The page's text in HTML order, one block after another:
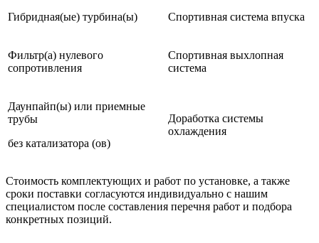
Гибридная(ые) турбина(ы) Спортивная система впуска
Фильтр(а) нулевого
сопротивления
Спортивная выхлопная
система
Даунпайп(ы) или приемные
трубы
без катализатора (ов)
Доработка системы
охлаждения
Стоимость комплектующих и работ по установке, а также
сроки поставки согласуются индивидуально с нашим
специалистом после составления перечня работ и подбора
конкретных позиций.